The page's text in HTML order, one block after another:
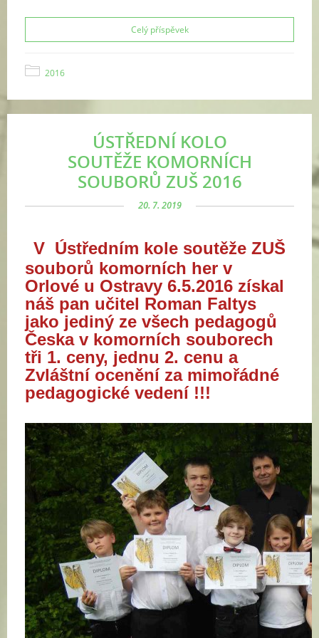
Celý příspěvek
2016
ÚSTŘEDNÍ KOLO
SOUTĚŽE KOMORNÍCH
SOUBORŮ ZUŠ 2016
20. 7. 2019
V Ústředním kole soutěže ZUŠ
souborů komorních her v
Orlové u Ostravy 6.5.2016 získal
náš pan učitel Roman Faltys
jako jediný ze všech pedagogů
Česka v komorních souborech
tři 1. ceny, jednu 2. cenu a
Zvláštní ocenění za mimořádné
pedagogické vedení !!!